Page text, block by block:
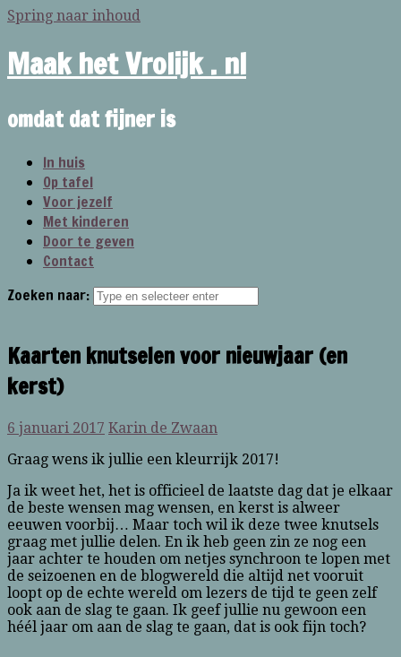
Spring naar inhoud
Maak het Vrolijk . nl
omdat dat fijner is
In huis
Op tafel
Voor jezelf
Met kinderen
Door te geven
Contact
Zoeken naar:
Kaarten knutselen voor nieuwjaar (en
kerst)
6 januari 2017 Karin de Zwaan
Graag wens ik jullie een kleurrijk 2017!
Ja ik weet het, het is officieel de laatste dag dat je elkaar
de beste wensen mag wensen, en kerst is alweer
eeuwen voorbij… Maar toch wil ik deze twee knutsels
graag met jullie delen. En ik heb geen zin ze nog een
jaar achter te houden om netjes synchroon te lopen met
de seizoenen en de blogwereld die altijd net vooruit
loopt op de echte wereld om lezers de tijd te geen zelf
ook aan de slag te gaan. Ik geef jullie nu gewoon een
héél jaar om aan de slag te gaan, dat is ook fijn toch?